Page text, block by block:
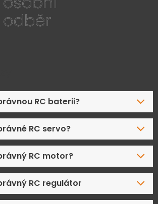
RC baterii?
RC servo?
RC motor?
RC regulátor